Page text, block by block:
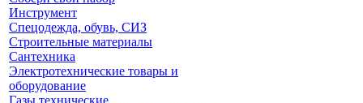
Инструмент
Спецодежда, обувь, СИЗ
Строительные материалы
Сантехника
Электротехнические товары и
оборудование
Газы технические